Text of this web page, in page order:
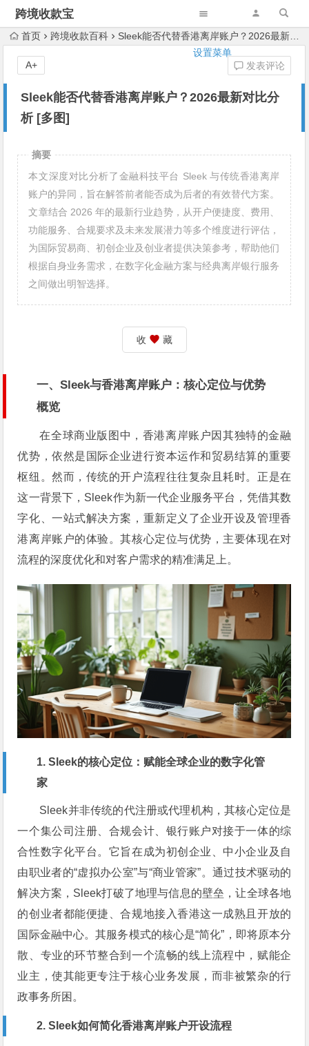
跨境收款宝
设置菜单
首页 跨境收款百科 Sleek能否代替香港离岸账户？2026最新对比分析 [多图]
Sleek能否代替香港离岸账户？2026最新对比分
析 [多图]
发表评论
A+
摘要
本文深度对比分析了金融科技平台 Sleek 与传统香港离岸
账户的异同，旨在解答前者能否成为后者的有效替代方案。
文章结合 2026 年的最新行业趋势，从开户便捷度、费用、
功能服务、合规要求及未来发展潜力等多个维度进行评估，
为国际贸易商、初创企业及创业者提供决策参考，帮助他们
根据自身业务需求，在数字化金融方案与经典离岸银行服务
之间做出明智选择。
收 藏
一、Sleek与香港离岸账户：核心定位与优势
概览
在全球商业版图中，香港离岸账户因其独特的金融
优势，依然是国际企业进行资本运作和贸易结算的重要
枢纽。然而，传统的开户流程往往复杂且耗时。正是在
这一背景下，Sleek作为新一代企业服务平台，凭借其数
字化、一站式解决方案，重新定义了企业开设及管理香
港离岸账户的体验。其核心定位与优势，主要体现在对
流程的深度优化和对客户需求的精准满足上。
1. Sleek的核心定位：赋能全球企业的数字化管
家
Sleek并非传统的代注册或代理机构，其核心定位是
一个集公司注册、合规会计、银行账户对接于一体的综
合性数字化平台。它旨在成为初创企业、中小企业及自
由职业者的“虚拟办公室”与“商业管家”。通过技术驱动的
解决方案，Sleek打破了地理与信息的壁垒，让全球各地
的创业者都能便捷、合规地接入香港这一成熟且开放的
国际金融中心。其服务模式的核心是“简化”，即将原本分
散、专业的环节整合到一个流畅的线上流程中，赋能企
业主，使其能更专注于核心业务发展，而非被繁杂的行
政事务所困。
2. Sleek如何简化香港离岸账户开设流程